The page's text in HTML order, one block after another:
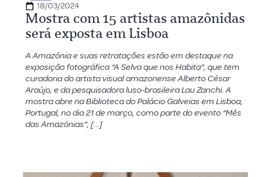
18/03/2024
Mostra com 15 artistas amazônidas
será exposta em Lisboa
A Amazônia e suas retratações estão em destaque na
exposição fotográfica “A Selva que nos Habita”, que tem
curadoria do artista visual amazonense Alberto César
Araújo, e da pesquisadora luso-brasileira Lau Zanchi. A
mostra abre na Biblioteca do Palácio Galveias em Lisboa,
Portugal, no dia 21 de março, como parte do evento “Mês
das Amazónias”, […]